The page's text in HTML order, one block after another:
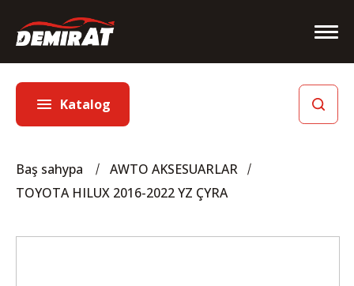
Katalog
Baş sahypa
AWTO AKSESUARLAR
TOYOTA HILUX 2016-2022 YZ ÇYRA